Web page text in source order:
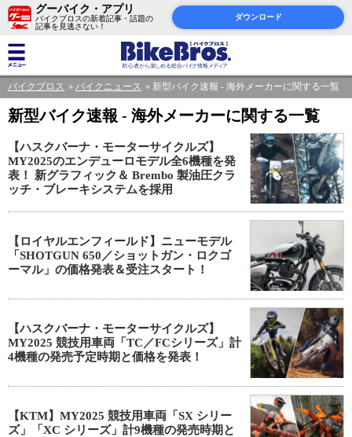
グーバイク・アプリ
バイクブロスの新着記事・話題の
記事を見逃さない！
ダウンロード
バイクブロス バイクニュース 新型バイク速報 - 海外メーカーに関する一覧
新型バイク速報 - 海外メーカーに関する一覧
【ハスクバーナ・モーターサイクルズ】
MY2025のエンデューロモデル全6機種を発
表！ 新グラフィック＆ Brembo 製油圧クラ
ッチ・ブレーキシステムを採用
【ロイヤルエンフィールド】ニューモデル
「SHOTGUN 650／ショットガン・ロクゴ
ーマル」の価格発表＆受注スタート！
【ハスクバーナ・モーターサイクルズ】
MY2025 競技用車両「TC／FCシリーズ」計
4機種の発売予定時期と価格を発表！
【KTM】MY2025 競技用車両「SX シリー
ズ」「XC シリーズ」計9機種の発売時期と